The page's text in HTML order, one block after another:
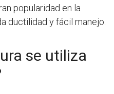
popularidad en la
ductilidad y fácil manejo.
se utiliza